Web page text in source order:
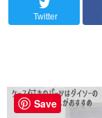
Twitter
Save